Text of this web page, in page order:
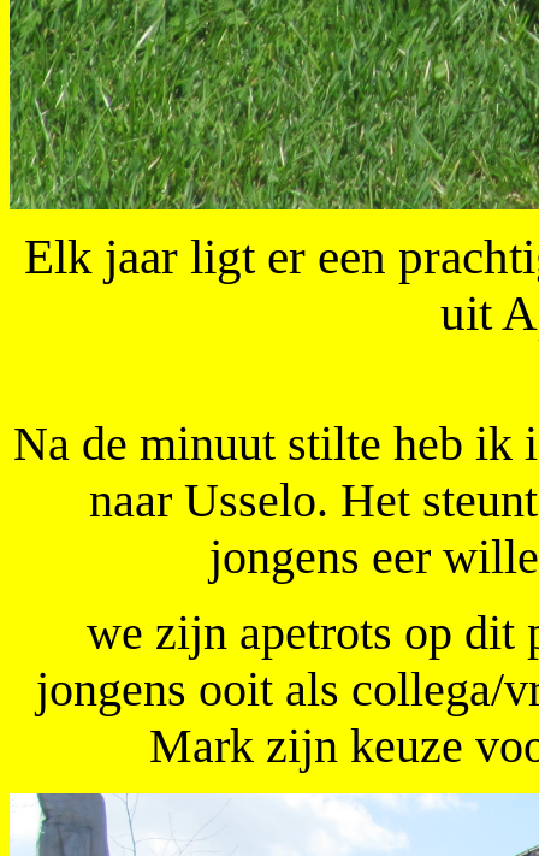
Elk jaar ligt er een
uit
Na de minuut stilte heb ik
naar Usselo. Het
jongens eer
we zijn apetrots op dit
jongens ooit als collega/
Mark zijn keuze